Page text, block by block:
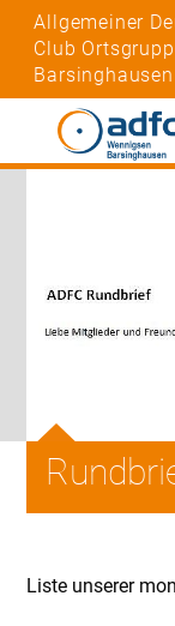
Allgemeiner
Club
Barsinghausen
Liste unserer